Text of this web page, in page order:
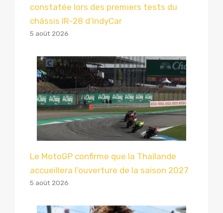
constatée lors des premiers tests du
châssis IR-28 d’IndyCar
5 août 2026
Le MotoGP confirme que la Thaïlande
accueillera l’ouverture de la saison 2027
5 août 2026